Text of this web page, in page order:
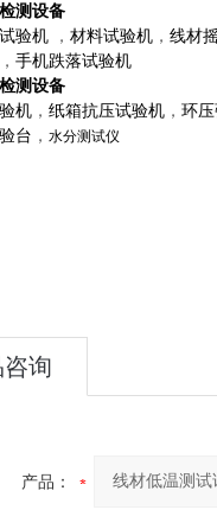
测设备
验机 ， 材料试验机 ， 线材
， 手机跌落试验机
测设备
机 ， 纸箱抗压试验机 ， 环
台 ， 水分测试仪
询
产品：